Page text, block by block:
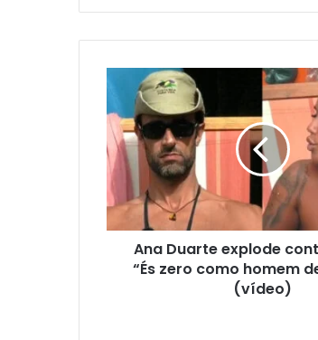
Ana Duarte explode
“És zero como homem
(vídeo)